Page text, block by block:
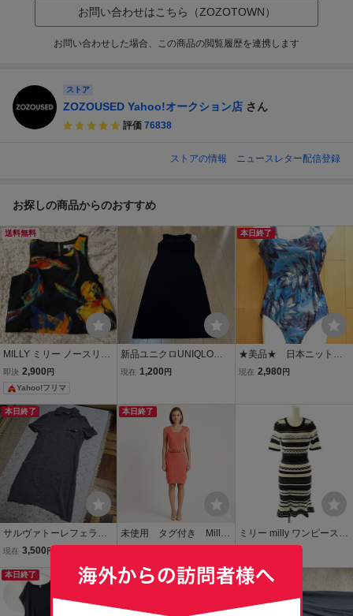
お問い合わせはこちら（ZOZOTOWN）
お問い合わせした場合、この商品の閲覧履歴を連携します
ストア
ZOZOUSED Yahoo!オークション店 さん
評価 76838
ストアの情報 ニュースレター配信登録
お探しの商品からのおすすめ
送料無料
MILLY ミリー ノースリー
ブトップス 花柄 マルチカ
ラー サイズ4
即決 2,900 円
Yahoo!フリマ
新品ユニクロUNIQLOウ
ォッシャブルニットブラ
現在 1,200 円
本日終了
★美品★ 日本ニット
水着 スイムウェア ワ
現在 2,980 円
本日終了
サルヴァトーレフェラガ
モニットワンピースL 半
ト
現在 3,500 円
本日終了
未使用 タグ付き Milly
ミリー ケーブルニット
丈 朱色 S ベルトデザ
ミリー milly ワンピース
透かし編み ニット P ブラ
CD003 レディース
本日終了 送料無料